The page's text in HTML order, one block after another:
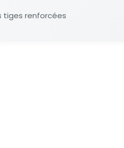
renforcées